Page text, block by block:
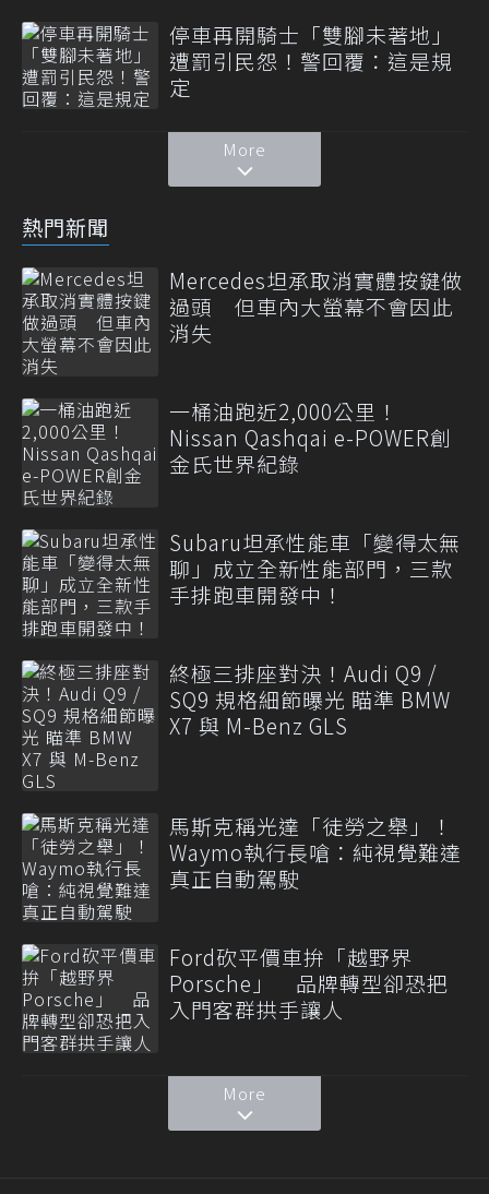
停車再開騎士「雙腳未著地」
遭罰引民怨！警回覆：這是規
定
More
熱門新聞
Mercedes坦承取消實體按鍵做
過頭 但車內大螢幕不會因此
消失
一桶油跑近2,000公里！
Nissan Qashqai e-POWER創
金氏世界紀錄
Subaru坦承性能車「變得太無
聊」成立全新性能部門，三款
手排跑車開發中！
終極三排座對決！Audi Q9 /
SQ9 規格細節曝光 瞄準 BMW
X7 與 M-Benz GLS
馬斯克稱光達「徒勞之舉」！
Waymo執行長嗆：純視覺難達
真正自動駕駛
Ford砍平價車拚「越野界
Porsche」 品牌轉型卻恐把
入門客群拱手讓人
More